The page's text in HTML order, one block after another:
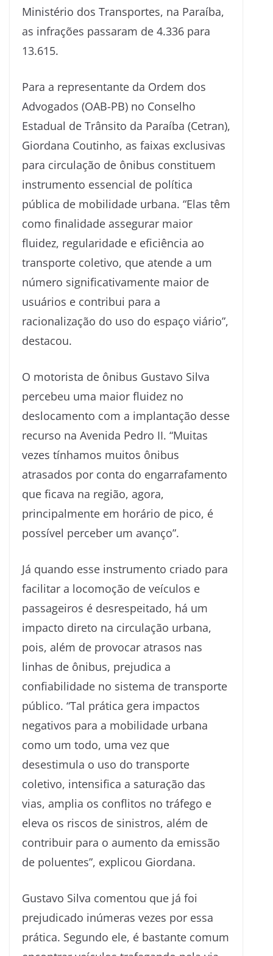
Ministério dos Transportes, na Paraíba,
as infrações passaram de 4.336 para
13.615.
Para a representante da Ordem dos
Advogados (OAB-PB) no Conselho
Estadual de Trânsito da Paraíba (Cetran),
Giordana Coutinho, as faixas exclusivas
para circulação de ônibus constituem
instrumento essencial de política
pública de mobilidade urbana. “Elas têm
como finalidade assegurar maior
fluidez, regularidade e eficiência ao
transporte coletivo, que atende a um
número significativamente maior de
usuários e contribui para a
racionalização do uso do espaço viário”,
destacou.
O motorista de ônibus Gustavo Silva
percebeu uma maior fluidez no
deslocamento com a implantação desse
recurso na Avenida Pedro II. “Muitas
vezes tínhamos muitos ônibus
atrasados por conta do engarrafamento
que ficava na região, agora,
principalmente em horário de pico, é
possível perceber um avanço”.
Já quando esse instrumento criado para
facilitar a locomoção de veículos e
passageiros é desrespeitado, há um
impacto direto na circulação urbana,
pois, além de provocar atrasos nas
linhas de ônibus, prejudica a
confiabilidade no sistema de transporte
público. “Tal prática gera impactos
negativos para a mobilidade urbana
como um todo, uma vez que
desestimula o uso do transporte
coletivo, intensifica a saturação das
vias, amplia os conflitos no tráfego e
eleva os riscos de sinistros, além de
contribuir para o aumento da emissão
de poluentes”, explicou Giordana.
Gustavo Silva comentou que já foi
prejudicado inúmeras vezes por essa
prática. Segundo ele, é bastante comum